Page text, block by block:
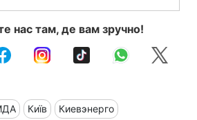
нас там, де вам зручно!
Київ Киевэнерго